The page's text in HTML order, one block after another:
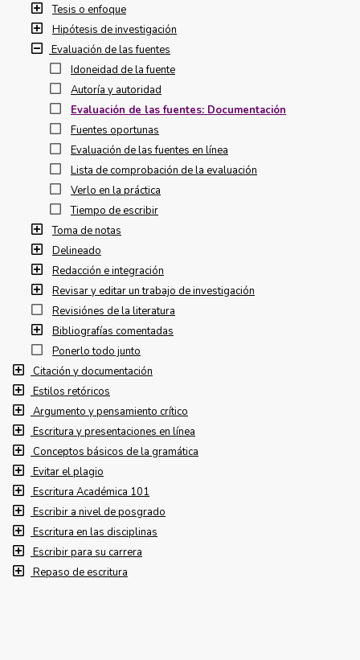
Tesis o enfoque
Hipótesis de investigación
Evaluación de las fuentes
Idoneidad de la fuente
Autoría y autoridad
Evaluación de las fuentes: Documentación
Fuentes oportunas
Evaluación de las fuentes en línea
Lista de comprobación de la evaluación
Verlo en la práctica
Tiempo de escribir
Toma de notas
Delineado
Redacción e integración
Revisar y editar un trabajo de investigación
Revisiónes de la literatura
Bibliografías comentadas
Ponerlo todo junto
Citación y documentación
Estilos retóricos
Argumento y pensamiento crítico
Escritura y presentaciones en línea
Conceptos básicos de la gramática
Evitar el plagio
Escritura Académica 101
Escribir a nivel de posgrado
Escritura en las disciplinas
Escribir para su carrera
Repaso de escritura